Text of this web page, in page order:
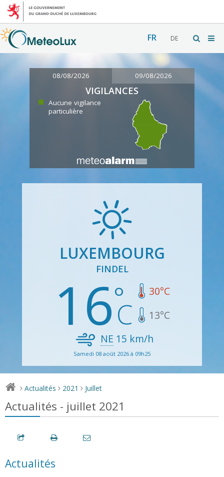
FR DE
08/08/2026 09/08/2026
VIGILANCES
Aucune vigilance
particulière
LUXEMBOURG
FINDEL
16 30°C
13°C
NE 15 km/h
Samedi 08 août 2026 à 09h25
> Actualités > 2021 > Juillet
Actualités - juillet 2021
Actualités